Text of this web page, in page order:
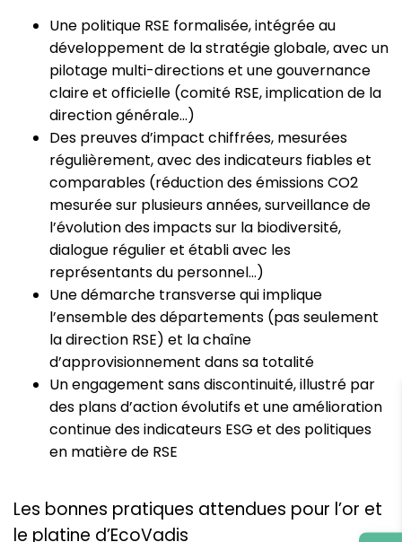
Une politique RSE formalisée, intégrée au
développement de la stratégie globale, avec un
pilotage multi-directions et une gouvernance
claire et officielle (comité RSE, implication de la
direction générale…)
Des preuves d’impact chiffrées, mesurées
régulièrement, avec des indicateurs fiables et
comparables (réduction des émissions CO2
mesurée sur plusieurs années, surveillance de
l’évolution des impacts sur la biodiversité,
dialogue régulier et établi avec les
représentants du personnel…)
Une démarche transverse qui implique
l’ensemble des départements (pas seulement
la direction RSE) et la chaîne
d’approvisionnement dans sa totalité
Un engagement sans discontinuité, illustré par
des plans d’action évolutifs et une amélioration
continue des indicateurs ESG et des politiques
en matière de RSE
Les bonnes pratiques attendues pour l’or et
le platine d’EcoVadis